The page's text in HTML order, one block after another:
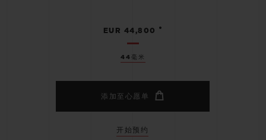
44毫米
EUR 44,800 •
添加至心愿单
开始预约